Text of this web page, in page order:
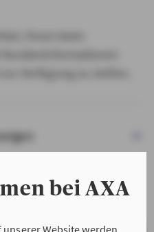
bei AXA
unserer Website werden